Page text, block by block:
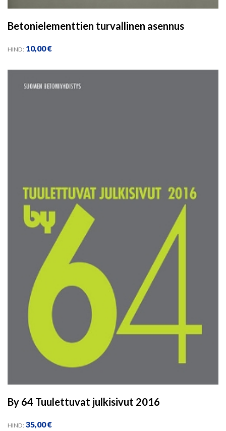
Betonielementtien turvallinen asennus
HIND: 10,00€
By 64 Tuulettuvat julkisivut 2016
HIND: 35,00€